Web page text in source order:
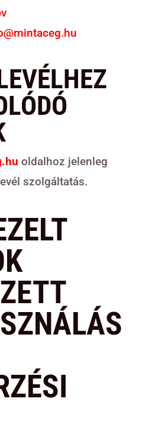
oldalhoz jelenleg
szolgáltatás.